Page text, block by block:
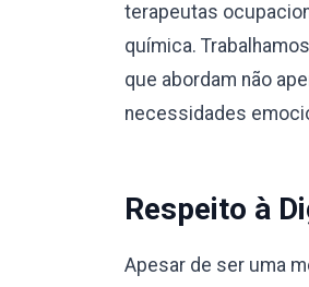
terapeutas
química.
que abordam não
necessidades
Respeito à
Apesar de ser uma